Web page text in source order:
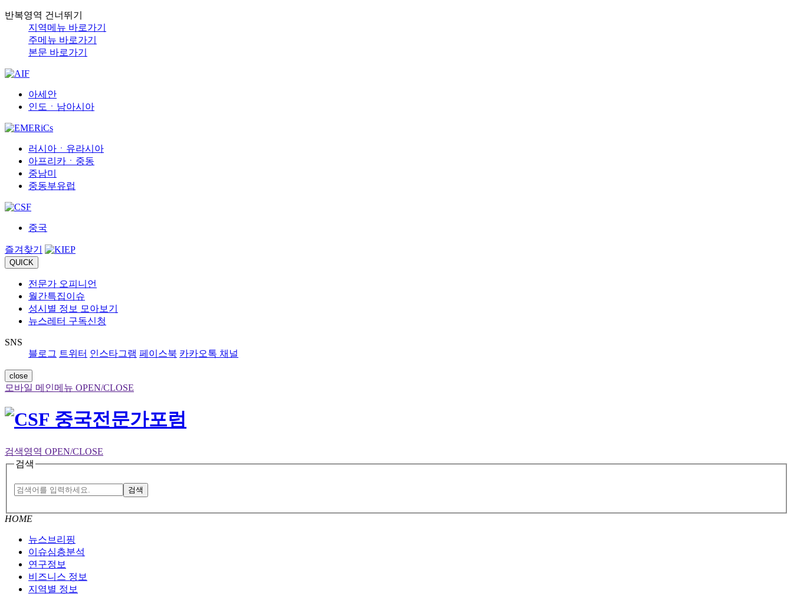
반복영역 건너뛰기
지역메뉴 바로가기
주메뉴 바로가기
본문 바로가기
아세안
인도ㆍ남아시아
러시아ㆍ유라시아
아프리카ㆍ중동
중남미
중동부유럽
중국
즐겨찾기
QUICK
전문가 오피니언
월간특집이슈
성시별 정보 모아보기
뉴스레터 구독신청
SNS
블로그 트위터 인스타그램 페이스북 카카오톡 채널
close
모바일 메인메뉴 OPEN/CLOSE
검색영역 OPEN/CLOSE
검색
검색
HOME
뉴스브리핑
이슈심층분석
연구정보
비즈니스 정보
지역별 정보